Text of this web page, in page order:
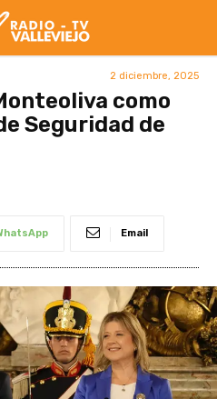
2 diciembre, 2025
como
Seguridad de
Email